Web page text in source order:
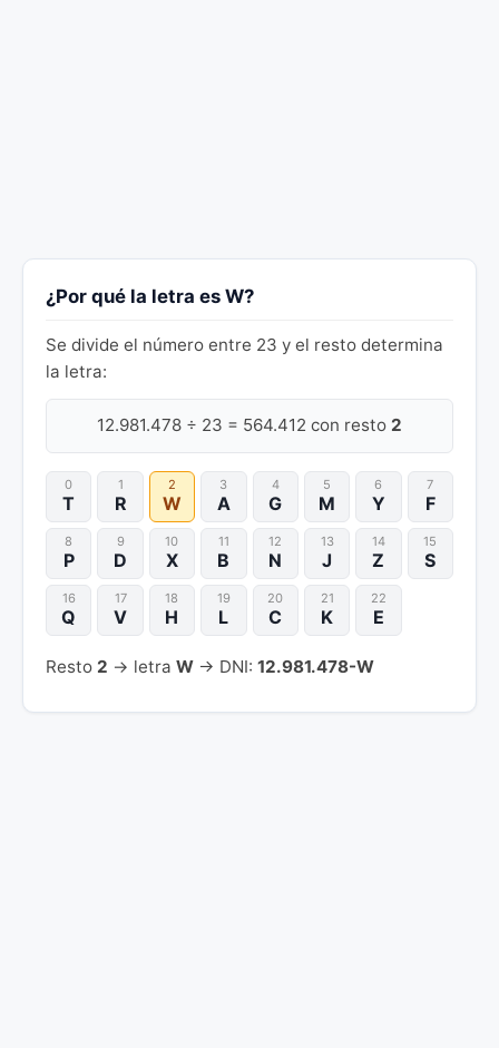
¿Por qué la letra es W?
Se divide el número entre 23 y el resto determina
la letra:
12.981.478 ÷ 23 = 564.412 con resto 2
0
T
1
R
2
W
3
A
4
G
5
M
6
Y
7
F
8
P
9
D
10
X
11
B
12
N
13
J
14
Z
15
S
16
Q
17
V
18
H
19
L
20
C
21
K
22
E
Resto 2 → letra W → DNI: 12.981.478-W